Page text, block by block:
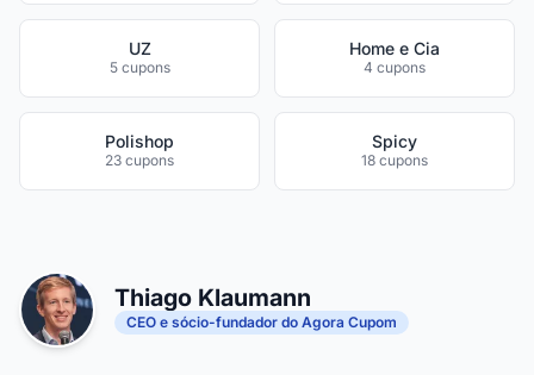
UZ
5 cupons
Home e Cia
4 cupons
Polishop
23 cupons
Spicy
18 cupons
Thiago Klaumann
CEO e sócio-fundador do Agora Cupom